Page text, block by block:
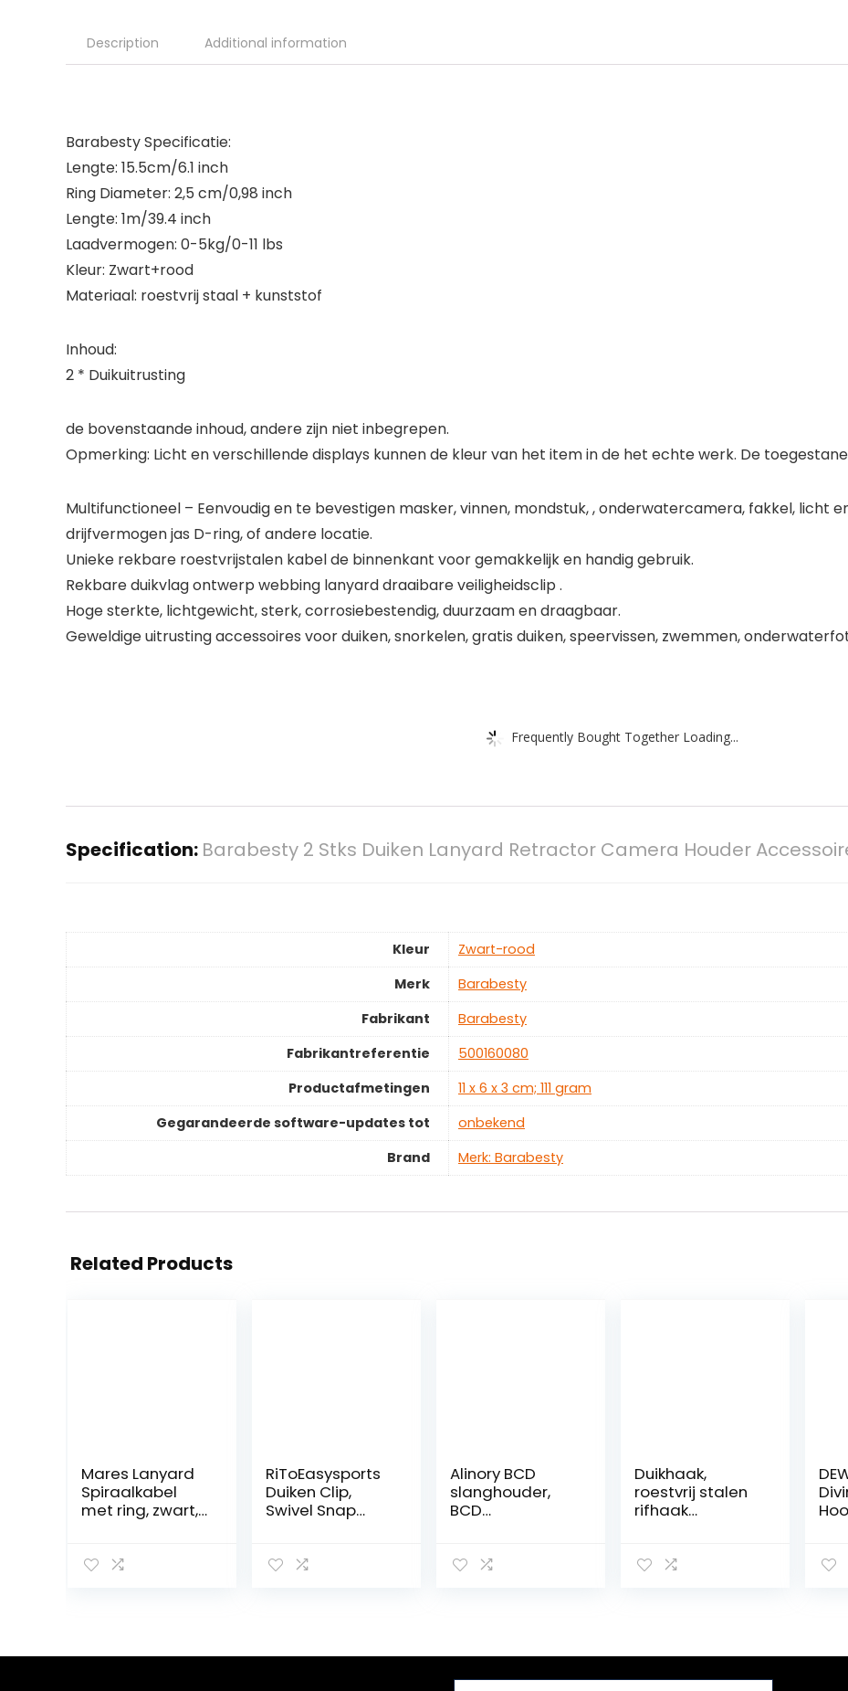
Description Additional information
Barabesty Specificatie:
Lengte: 15.5cm/6.1 inch
Ring Diameter: 2,5 cm/0,98 inch
Lengte: 1m/39.4 inch
Laadvermogen: 0-5kg/0-11 lbs
Kleur: Zwart+rood
Materiaal: roestvrij staal + kunststof
Inhoud:
2 * Duikuitrusting
de bovenstaande inhoud, andere zijn niet inbegrepen.
Opmerking: Licht en verschillende displays kunnen de kleur van het item in de het echte werk. De
Multifunctioneel – Eenvoudig en te bevestigen masker, vinnen, mondstuk, , onderwatercamera, fakkel, licht
drijfvermogen jas D-ring, of andere locatie.
Unieke rekbare roestvrijstalen kabel de binnenkant voor gemakkelijk en handig gebruik.
Rekbare duikvlag ontwerp webbing lanyard draaibare veiligheidsclip .
Hoge sterkte, lichtgewicht, sterk, corrosiebestendig, duurzaam en draagbaar.
Geweldige uitrusting accessoires voor duiken, snorkelen, gratis duiken, speervissen, zwemmen,
Frequently Bought Together Loading...
Specification: Barabesty 2 Stks Duiken Lanyard Retractor Camera Houder
Kleur
‎Zwart-rood
Merk
‎Barabesty
Fabrikant
‎Barabesty
Fabrikantreferentie
‎500160080
Productafmetingen
‎11 x 6 x 3 cm; 111 gram
Gegarandeerde software-updates tot
‎onbekend
Brand
Merk: Barabesty
Related Products
Mares Lanyard
Spiraalkabel
met ring, zwart,
RiToEasysports
Duiken Clip,
Swivel Snap
Hook Marine
Alinory BCD
slanghouder,
BCD
beginners met
Duikhaak,
roestvrij stalen
rifhaak
unisex